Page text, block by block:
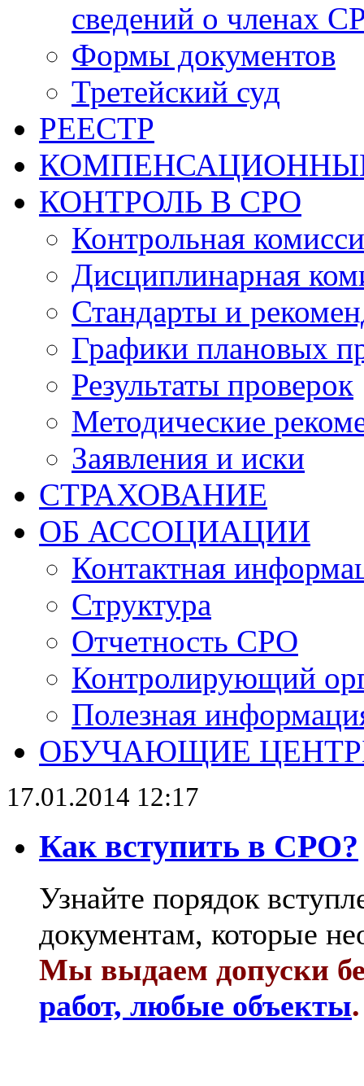
сведений о членах
Формы документов
Третейский суд
РЕЕСТР
КОНТРОЛЬ В СРО
Контрольная
Дисциплинарная
Стандарты и
Графики плановых
Результаты проверок
Методические
Заявления и иски
СТРАХОВАНИЕ
ОБ АССОЦИАЦИИ
Контактная
Структура
Отчетность СРО
Контролирующий
Полезная
ОБУЧАЮЩИЕ
17.01.2014 12:17
Как вступить в СРО?
Узнайте порядок
документам, которые
Мы выдаем допуски
работ, любые объекты.